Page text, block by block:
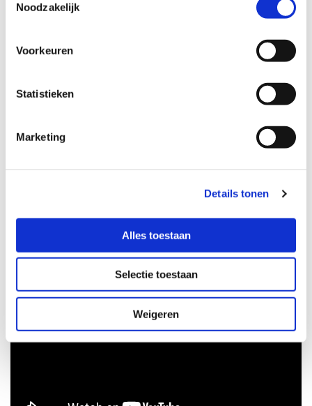
Noodzakelijk
Voorkeuren
Statistieken
Marketing
Details tonen
Alles toestaan
Selectie toestaan
Weigeren
Immuunsysteem 3: 30 minuten training (24 april)
Stap 5: Je energie aanvullen
Energie aanvullen 1:Nierademhaling en Medicinale
Nierpomp (27 april)